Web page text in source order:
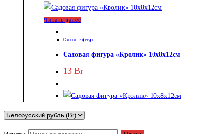
Читать далее
Садовые фигуры
Садовая фигура «Кролик» 10х8х12см
13 Br